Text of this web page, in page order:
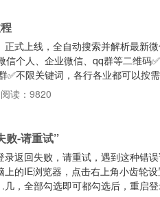
式上线，全自动搜索并解析最新
个人、企业微信、qq群等二维码
不限关键词，各行各业都可以按
软件使用教程第一步，打开
：登录完成后，找到软件目录下
阅读：9820
败-请重试”
返回失败，请重试，遇到这种错
的IE浏览器，点击右上角小齿轮
，全部勾选即可都勾选后，重启登